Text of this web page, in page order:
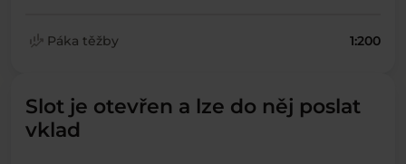
finance_mode Páka těžby 1:200
Slot je otevřen a lze do něj poslat
vklad